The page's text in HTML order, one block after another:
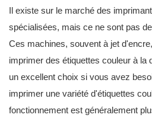
Il existe sur le marché des
spécialisées, mais ce ne sont pas
Ces machines, souvent à jet
imprimer des étiquettes couleur à la
un excellent choix si vous avez
imprimer une variété d'étiquettes
fonctionnement est généralement